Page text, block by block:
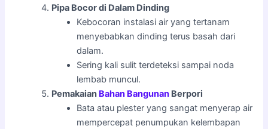
Pipa Bocor di Dalam Dinding
Kebocoran instalasi air yang tertanam
menyebabkan dinding terus basah dari
dalam.
Sering kali sulit terdeteksi sampai noda
lembab muncul.
Pemakaian Bahan Bangunan Berpori
Bata atau plester yang sangat menyerap air
mempercepat penumpukan kelembapan